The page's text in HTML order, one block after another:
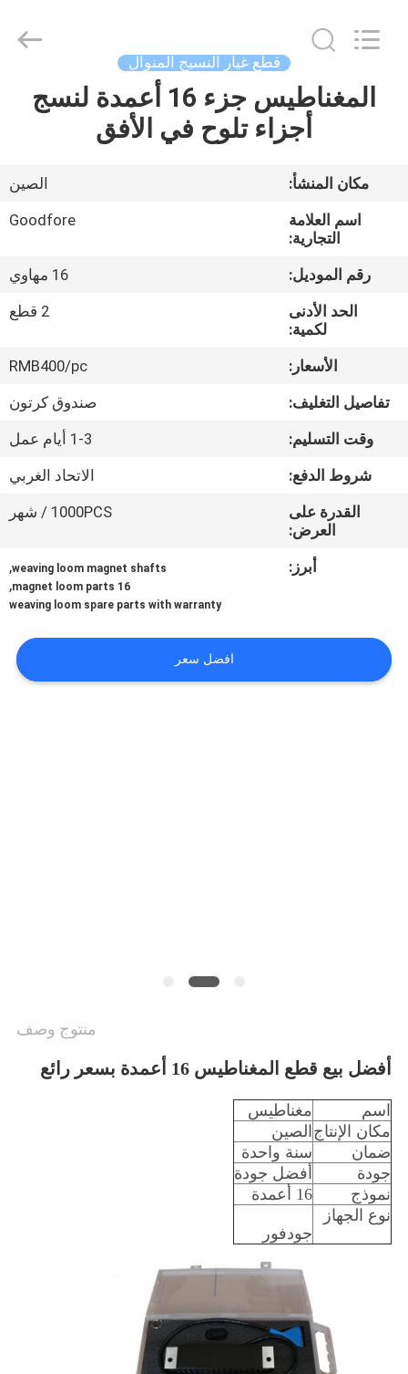
المنزل
فيديوهات
معلومات
في
المعمل
رقابة
جودة
أخبار
Machinery
Co.,Ltd.
قطع غيار النسيج المنوال
المغناطيس جزء 16 أعمدة لنسج
أجزاء تلوح في الأفق
مكان المنشأ:
الصين
اسم العلامة
التجارية:
Goodfore
رقم الموديل:
16 مهاوي
الحد الأدنى
لكمية:
2 قطع
الأسعار:
RMB400/pc
تفاصيل التغليف:
صندوق كرتون
وقت التسليم:
1-3 أيام عمل
شروط الدفع:
الاتحاد الغربي
القدرة على
العرض:
1000PCS / شهر
أبرز: weaving loom magnet shafts
,
16 magnet loom parts
,
weaving loom spare parts with warranty
افضل سعر
منتوج وصف
أفضل بيع قطع المغناطيس 16 أعمدة بسعر رائع
اسم
مغناطيس
مكان الإنتاج الصين
ضمان
سنة واحدة
جودة
أفضل جودة
نموذج
16 أعمدة
نوع الجهاز
جودفور